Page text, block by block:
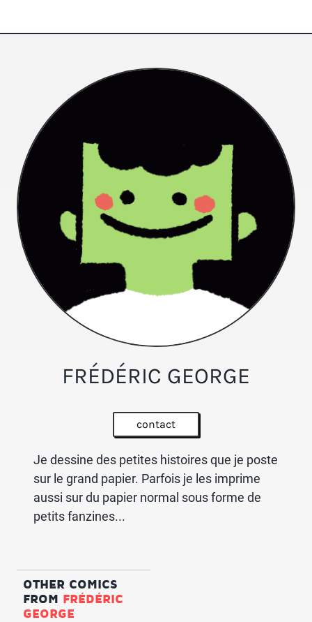
FRÉDÉRIC GEORGE
contact
Je dessine des petites histoires que je poste
sur le grand papier. Parfois je les imprime
aussi sur du papier normal sous forme de
petits fanzines...
OTHER COMICS
FROM FRÉDÉRIC
GEORGE